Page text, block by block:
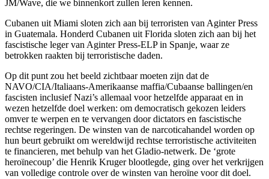
JM/Wave, die we binnenkort zullen leren kennen.
Cubanen uit Miami sloten zich aan bij terroristen van Aginter Press
in Guatemala. Honderd Cubanen uit Florida sloten zich aan bij het
fascistische leger van Aginter Press-ELP in Spanje, waar ze
betrokken raakten bij terroristische daden.
Op dit punt zou het beeld zichtbaar moeten zijn dat de
NAVO/CIA/Italiaans-Amerikaanse maffia/Cubaanse ballingen/en
fascisten inclusief Nazi’s allemaal voor hetzelfde apparaat en in
wezen hetzelfde doel werken: om democratisch gekozen leiders
omver te werpen en te vervangen door dictators en fascistische
rechtse regeringen. De winsten van de narcoticahandel worden op
hun beurt gebruikt om wereldwijd rechtse terroristische activiteiten
te financieren, met behulp van het Gladio-netwerk. De ‘grote
heroïnecoup’ die Henrik Kruger blootlegde, ging over het verkrijgen
van volledige controle over de winsten van heroïne voor dit doel.